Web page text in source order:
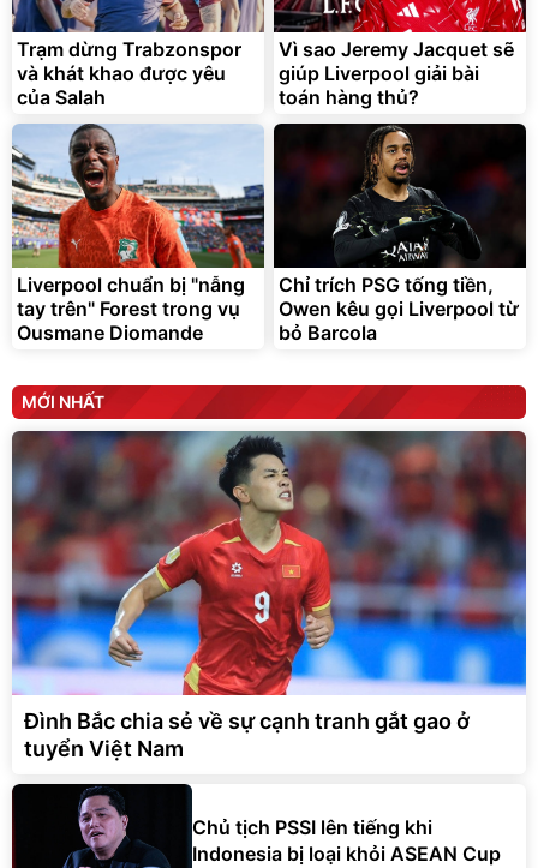
Trạm dừng Trabzonspor
và khát khao được yêu
của Salah
Vì sao Jeremy Jacquet sẽ
giúp Liverpool giải bài
toán hàng thủ?
Liverpool chuẩn bị "nẫng
tay trên" Forest trong vụ
Ousmane Diomande
Chỉ trích PSG tống tiền,
Owen kêu gọi Liverpool từ
bỏ Barcola
MỚI NHẤT
Đình Bắc chia sẻ về sự cạnh tranh gắt gao ở
tuyển Việt Nam
Chủ tịch PSSI lên tiếng khi
Indonesia bị loại khỏi ASEAN Cup